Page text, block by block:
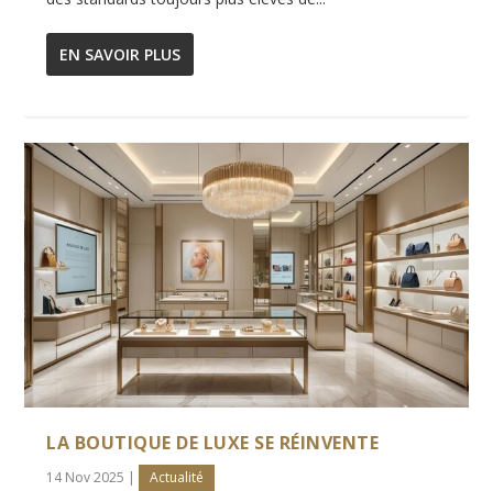
EN SAVOIR PLUS
LA BOUTIQUE DE LUXE SE RÉINVENTE
14 Nov 2025 | Actualité